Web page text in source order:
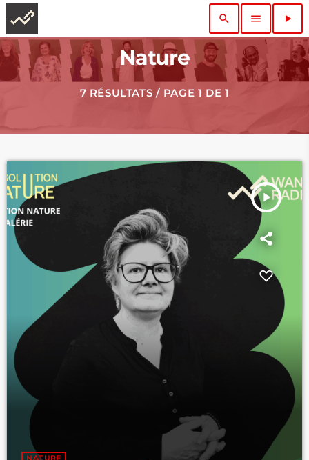
search menu play_arrow
Nature
7 RÉSULTATS / PAGE 1 DE 1
play_arrow
NATURE